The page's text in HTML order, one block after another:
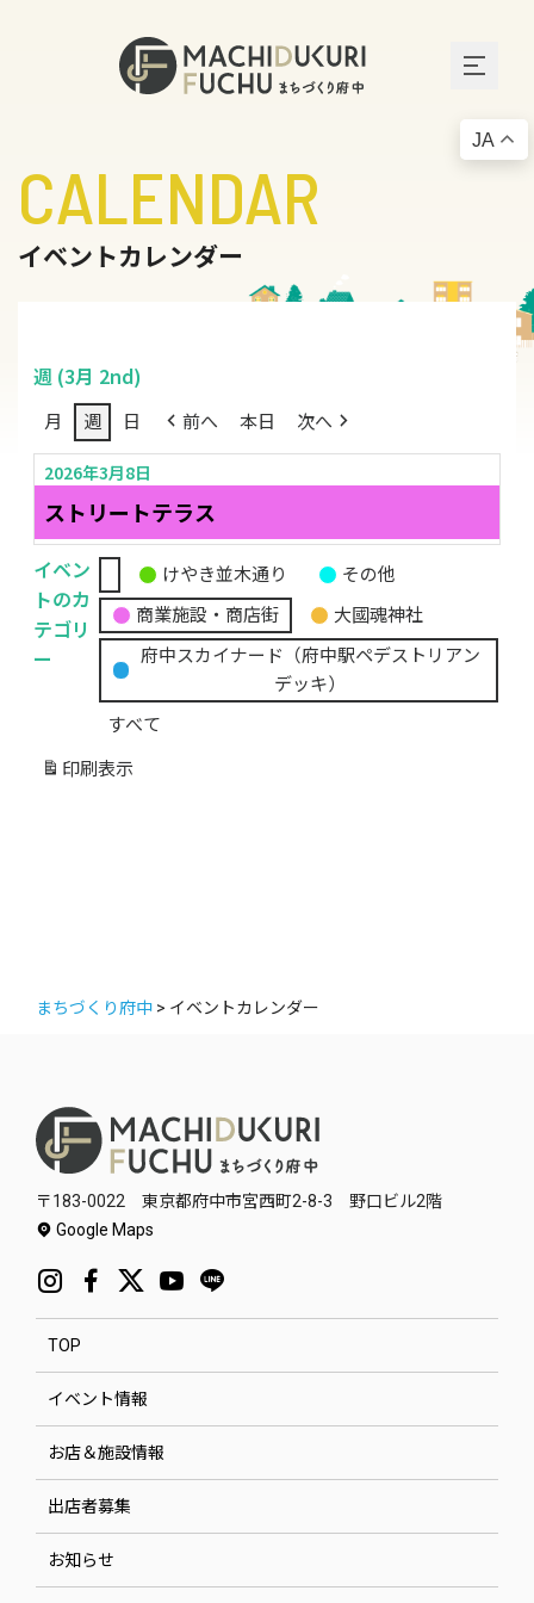
CALENDAR
イベントカレンダー
週 (3月 2nd)
月 週 日 前へ 本日 次へ
2026年3月8日
ストリートテラス
イベン
トのカ
テゴリ
ー
無
題
の
カ
テ
ゴ
リ
けやき並木通り
その他
商業施設・商店街
大國魂神社
府中スカイナード（府中駅ペデストリアン
デッキ）
すべて
印刷 表示
まちづくり府中 > イベントカレンダー
〒183-0022 東京都府中市宮西町2-8-3 野口ビル2階
Google Maps
TOP
イベント情報
お店＆施設情報
出店者募集
お知らせ
JA